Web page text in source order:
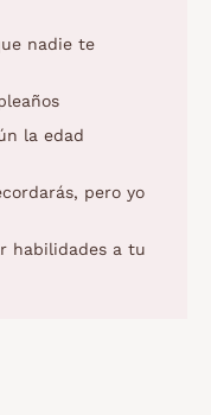
nadie te
la edad
pero yo
habilidades a tu